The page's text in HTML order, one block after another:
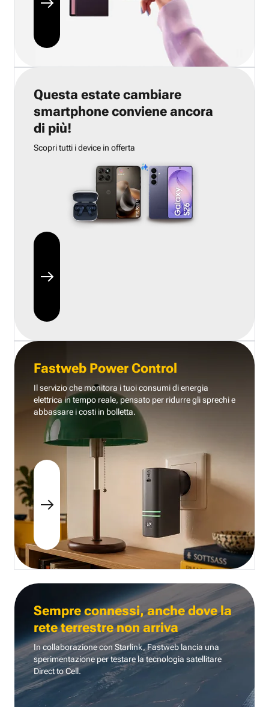
Questa estate cambiare
smartphone conviene ancora
di più!
Scopri tutti i device in offerta
Fastweb Power Control
Il servizio che monitora i tuoi consumi di energia
elettrica in tempo reale, pensato per ridurre gli sprechi e
abbassare i costi in bolletta.
Sempre connessi, anche dove la
rete terrestre non arriva
In collaborazione con Starlink, Fastweb lancia una
sperimentazione per testare la tecnologia satellitare
Direct to Cell.